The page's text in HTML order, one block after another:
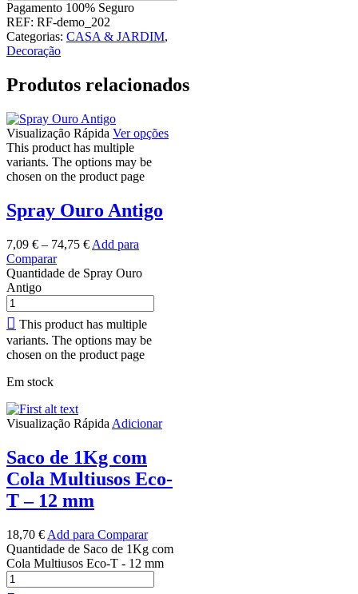
Pagamento 100% Seguro
REF: RF-demo_202
Categorias: CASA & JARDIM,
Decoração
Produtos relacionados
Visualização Rápida Ver opções
This product has multiple
variants. The options may be
chosen on the product page
Spray Ouro Antigo
7,09 € – 74,75 € Add para
Comparar
Quantidade de Spray Ouro
Antigo
This product has multiple
variants. The options may be
chosen on the product page
Em stock
Visualização Rápida Adicionar
Saco de 1Kg com
Cola Multiusos Eco-
T – 12 mm
18,70 € Add para Comparar
Quantidade de Saco de 1Kg com
Cola Multiusos Eco-T - 12 mm